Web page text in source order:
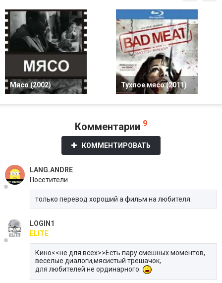
Мясо (2002) Тухлое мясо (2011)
Комментарии 9
КОММЕНТИРОВАТЬ
LANG.ANDRE
Посетители
только перевод хороший а фильм на любителя.
LOGIN1
ELITE
Кино<<не для всех>>Есть пару смешных моментов,
веселые диалоги,мясистый трешачок,
для любителей не ординарного.